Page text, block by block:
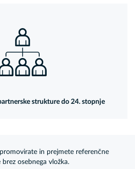
strukture do 24. stopnje
in prejmete referenčne
brez osebnega vložka.